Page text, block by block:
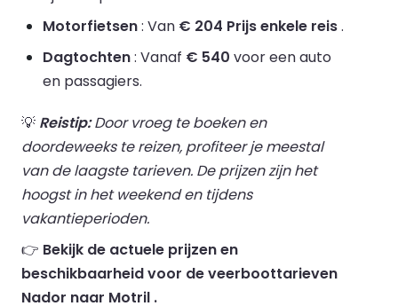
Motorfietsen: Van € 204 Prijs enkele reis.
Dagtochten: Vanaf € 540 voor een auto
en passagiers.
💡 Reistip:Door vroeg te boeken en
doordeweeks te reizen, profiteer je meestal
van de laagste tarieven. De prijzen zijn het
hoogst in het weekend en tijdens
vakantieperioden.
👉 Bekijk de actuele prijzen en
beschikbaarheid voor de veerboottarieven
Nador naar Motril .